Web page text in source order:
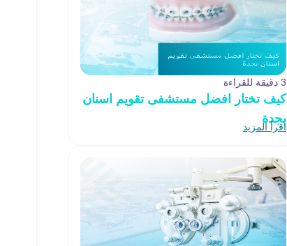
3 دقيقة للقراءة
كيف تختار افضل مستشفى تقويم اسنان
بجدة
اقرأ المزيد